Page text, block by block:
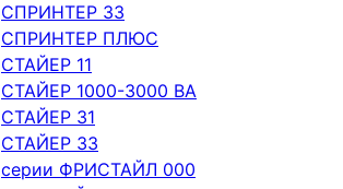
СПРИНТЕР 33
СПРИНТЕР ПЛЮС
СТАЙЕР 11
СТАЙЕР 1000-3000 ВА
СТАЙЕР 31
СТАЙЕР 33
серии ФРИСТАЙЛ 000